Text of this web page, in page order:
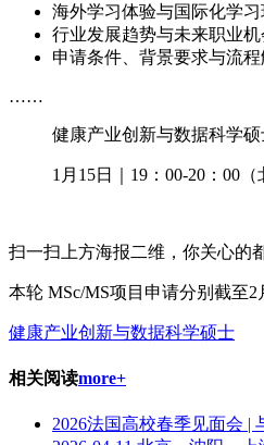
海外学习体验与国际化学习
行业发展趋势与未来职业机
申请条件、背景要求与流
……
健康产业创新与数据科学硕
1月15日｜19：00-20：00（
扫一扫上方海报二维，你关心的
本轮 MSc/MS项目申请分别截至2
健康产业创新与数据科学硕士
相关阅读more+
2026法国高校春季见面会 |